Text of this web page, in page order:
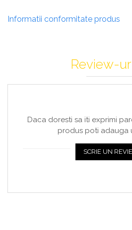
Informatii conformitate produs
Review-
Daca doresti sa iti exprimi
produs poti adauga
SCRIE UN